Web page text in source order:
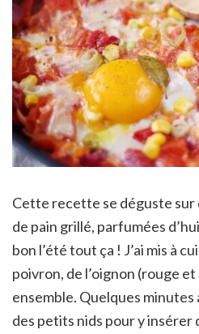
Cette recette se déguste sur
de pain grillé, parfumées
bon l’été tout ça ! J’ai mis à
poivron, de l’oignon (rouge
ensemble. Quelques minutes
des petits nids pour y